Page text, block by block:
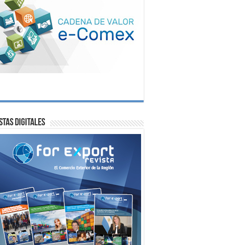
digitales